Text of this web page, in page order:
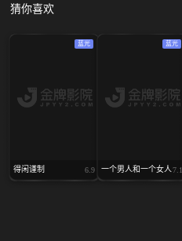
猜你喜欢
蓝光
得闲谨制 6.9
蓝光
一个男人和一个女人7.1